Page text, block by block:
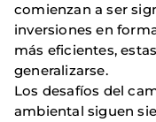
comienzan a ser
inversiones en
más eficientes,
generalizarse.
Los desafíos del
ambiental siguen